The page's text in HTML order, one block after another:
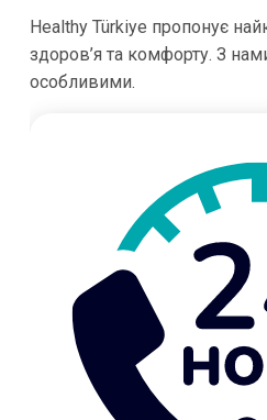
Healthy Türkiye пропонує
здоров’я та комфорту. З
особливими.